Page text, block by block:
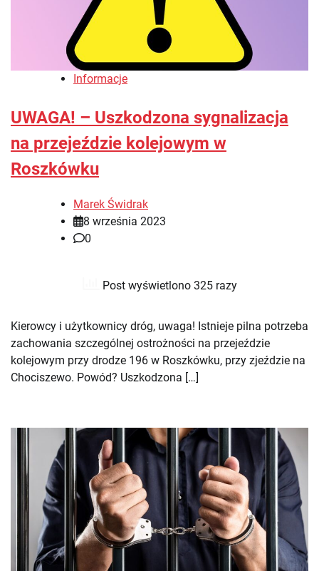
Informacje
UWAGA! – Uszkodzona sygnalizacja
na przejeździe kolejowym w
Roszkówku
Marek Świdrak
8 września 2023
0
Post wyświetlono 325 razy
Kierowcy i użytkownicy dróg, uwaga! Istnieje pilna potrzeba
zachowania szczególnej ostrożności na przejeździe
kolejowym przy drodze 196 w Roszkówku, przy zjeździe na
Chociszewo. Powód? Uszkodzona […]